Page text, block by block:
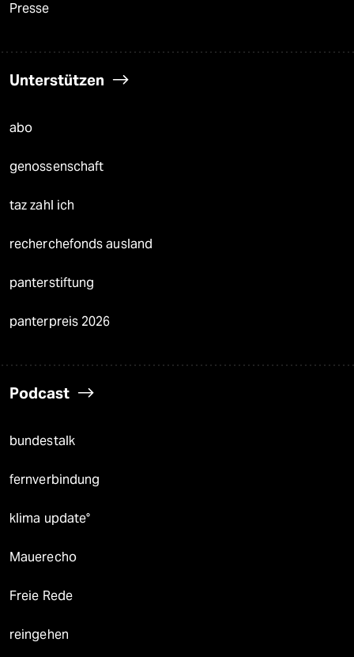
Presse
Unterstützen
abo
genossenschaft
taz zahl ich
recherchefonds ausland
panterstiftung
panterpreis 2026
Podcast
bundestalk
fernverbindung
klima update°
Mauerecho
Freie Rede
reingehen